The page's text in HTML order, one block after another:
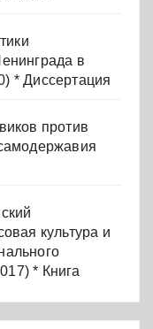
в
* Диссертация
против
культура и
* Книга